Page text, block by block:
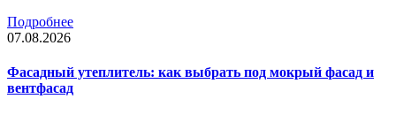
Подробнее
07.08.2026
Фасадный утеплитель: как выбрать под мокрый фасад и
вентфасад